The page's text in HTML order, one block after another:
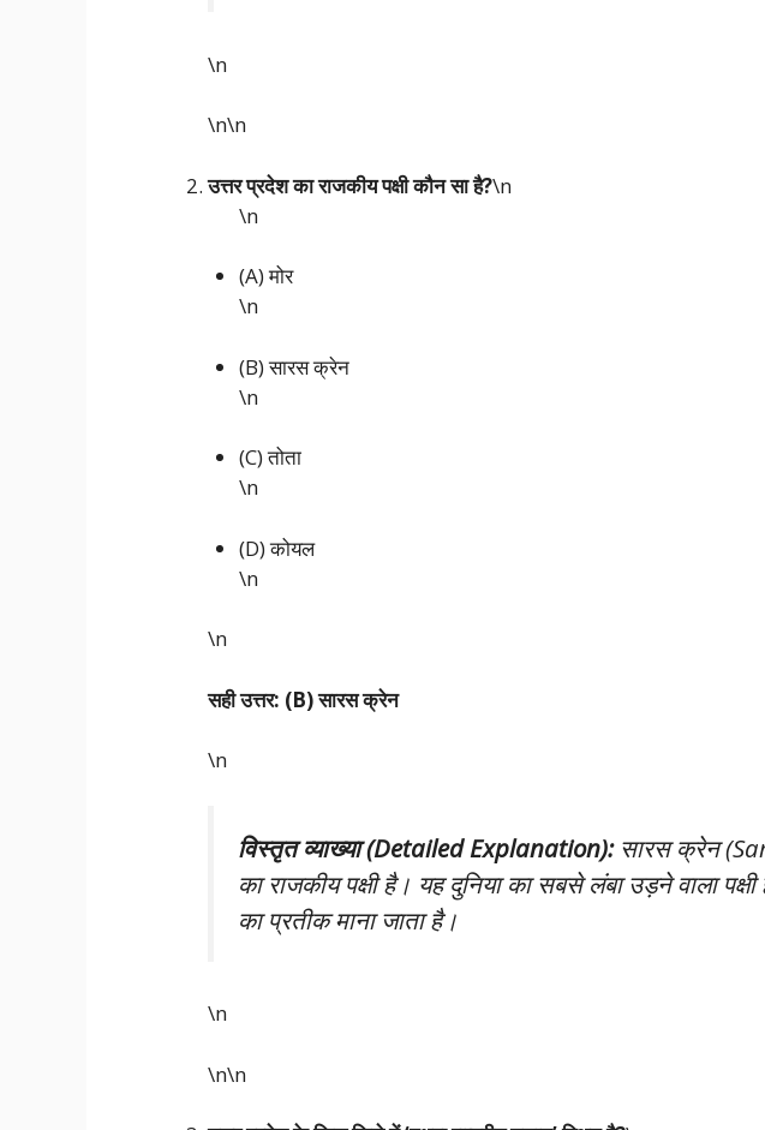
\n
\n\n
उत्तर प्रदेश का राजकीय पक्षी कौन सा है?\n
\n
(A) मोर
\n
(B) सारस क्रेन
\n
(C) तोता
\n
(D) कोयल
\n
\n
सही उत्तर: (B) सारस क्रेन
\n
विस्तृत व्याख्या (Detailed Explanation):सारस क्रेन
का राजकीय पक्षी है। यह दुनिया का सबसे लंबा उड़ने वाला
का प्रतीक माना जाता है।
\n
\n\n